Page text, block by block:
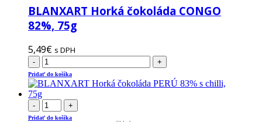
BLANXART Horká čokoláda CONGO
82%, 75g
5,49€ s DPH
- +
Pridať do košíka
- +
Pridať do košíka